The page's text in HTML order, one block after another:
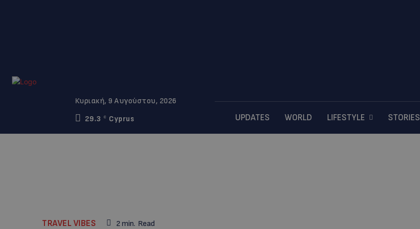
Κυριακή, 9 Αυγούστου, 2026
29.3
C Cyprus UPDATES WORLD LIFESTYLE STORIES
TRAVEL VIBES 2 min. Read